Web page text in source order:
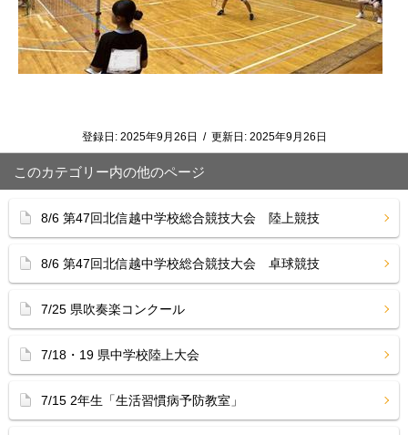
登録日: 2025年9月26日 / 更新日: 2025年9月26日
このカテゴリー内の他のページ
8/6 第47回北信越中学校総合競技大会 陸上競技
8/6 第47回北信越中学校総合競技大会 卓球競技
7/25 県吹奏楽コンクール
7/18・19 県中学校陸上大会
7/15 2年生「生活習慣病予防教室」